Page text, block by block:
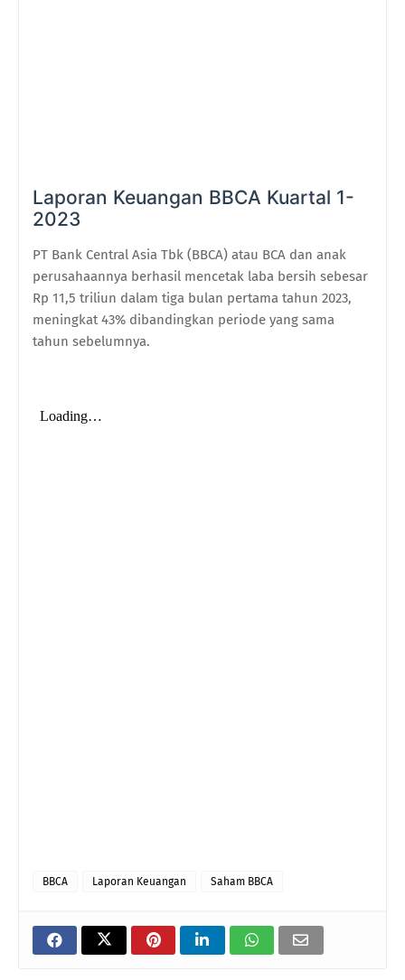
Laporan Keuangan BBCA Kuartal 1-
2023
PT Bank Central Asia Tbk (BBCA) atau BCA dan anak
perusahaannya berhasil mencetak laba bersih sebesar
Rp 11,5 triliun dalam tiga bulan pertama tahun 2023,
meningkat 43% dibandingkan periode yang sama
tahun sebelumnya.
BBCA Laporan Keuangan Saham BBCA